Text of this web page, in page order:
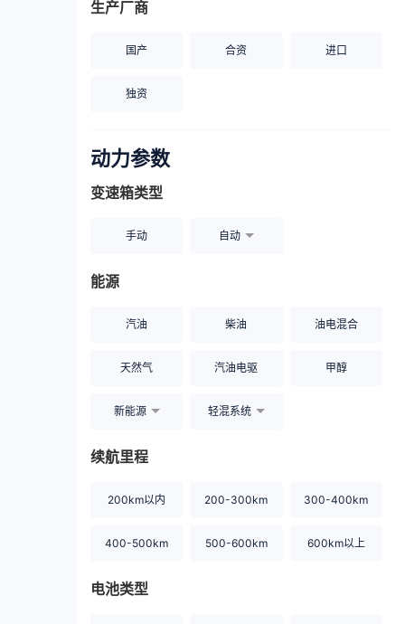
生产厂商
国产 合资 进口
独资
动力参数
变速箱类型
手动 自动
能源
汽油 柴油 油电混合
天然气 汽油电驱 甲醇
新能源 轻混系统
续航里程
200km以内 200-300km 300-400km
400-500km 500-600km 600km以上
电池类型